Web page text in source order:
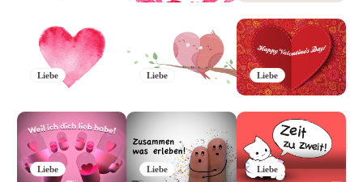
Liebe Liebe Liebe
Liebe Liebe Liebe